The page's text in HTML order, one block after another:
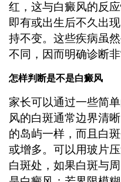
红，这与白癜风的反
即有或出生后不久出
持不变。这些疾病虽
不同，因而明确诊断非
怎样判断是不是白癜风
家长可以通过一些简
风的白斑通常边界清
的岛屿一样，而且白
或增多。可以用玻片
白斑处，如果白斑与